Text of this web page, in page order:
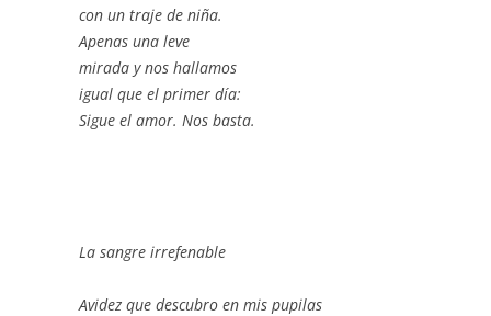
con un traje de niña.
Apenas una leve
mirada y nos hallamos
igual que el primer día:
Sigue el amor. Nos basta.
La sangre irrefenable
Avidez que descubro en mis pupilas